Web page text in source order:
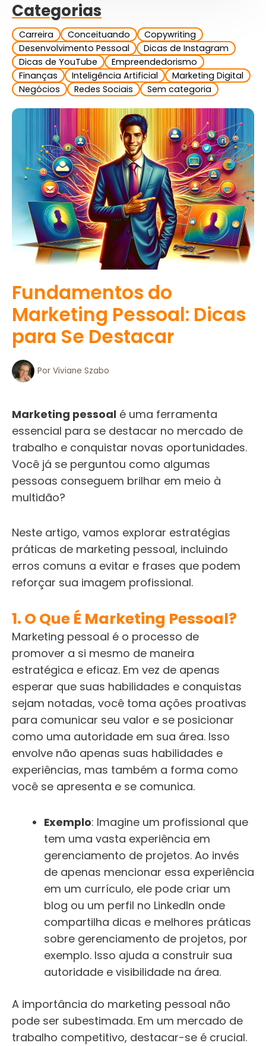
Fundamentos do
Marketing Pessoal: Dicas
para Se Destacar
Por Viviane Szabo
Marketing pessoal é uma ferramenta
essencial para se destacar no mercado de
trabalho e conquistar novas oportunidades.
Você já se perguntou como algumas
pessoas conseguem brilhar em meio à
multidão?
Neste artigo, vamos explorar estratégias
práticas de marketing pessoal, incluindo
erros comuns a evitar e frases que podem
reforçar sua imagem profissional.
1. O Que É Marketing Pessoal?
Marketing pessoal é o processo de
promover a si mesmo de maneira
estratégica e eficaz. Em vez de apenas
esperar que suas habilidades e conquistas
sejam notadas, você toma ações proativas
para comunicar seu valor e se posicionar
como uma autoridade em sua área. Isso
envolve não apenas suas habilidades e
experiências, mas também a forma como
você se apresenta e se comunica.
Exemplo: Imagine um profissional que
tem uma vasta experiência em
gerenciamento de projetos. Ao invés
de apenas mencionar essa experiência
em um currículo, ele pode criar um
blog ou um perfil no LinkedIn onde
compartilha dicas e melhores práticas
sobre gerenciamento de projetos, por
exemplo. Isso ajuda a construir sua
autoridade e visibilidade na área.
A importância do marketing pessoal não
pode ser subestimada. Em um mercado de
trabalho competitivo, destacar-se é crucial.
Categorias
Carreira Conceituando
Copywriting
Desenvolvimento Pessoal
Dicas de Instagram
Dicas de YouTube
Empreendedorismo
Finanças
Inteligência Artificial
Marketing Digital
Negócios
Redes Sociais Sem categoria